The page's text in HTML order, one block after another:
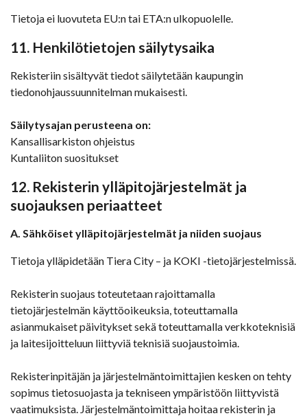
Tietoja ei luovuteta EU:n tai ETA:n ulkopuolelle.
11. Henkilötietojen säilytysaika
Rekisteriin sisältyvät tiedot säilytetään kaupungin
tiedonohjaussuunnitelman mukaisesti.
Säilytysajan perusteena on:
Kansallisarkiston ohjeistus
Kuntaliiton suositukset
12. Rekisterin ylläpitojärjestelmät ja
suojauksen periaatteet
A. Sähköiset ylläpitojärjestelmät ja niiden suojaus
Tietoja ylläpidetään Tiera City – ja KOKI -tietojärjestelmissä.
Rekisterin suojaus toteutetaan rajoittamalla
tietojärjestelmän käyttöoikeuksia, toteuttamalla
asianmukaiset päivitykset sekä toteuttamalla verkkoteknisiä
ja laitesijoitteluun liittyviä teknisiä suojaustoimia.
Rekisterinpitäjän ja järjestelmäntoimittajien kesken on tehty
sopimus tietosuojasta ja tekniseen ympäristöön liittyvistä
vaatimuksista. Järjestelmäntoimittaja hoitaa rekisterin ja